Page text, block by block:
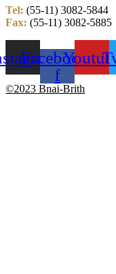
Tel: (55-11) 3082-5844
Fax: (55-11) 3082-5885
Facebook-
f
©2023 Bnai-Brith